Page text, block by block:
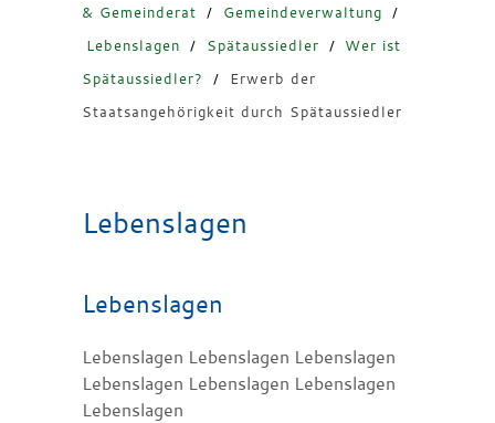
& Gemeinderat
/ Gemeindeverwaltung
/
Lebenslagen
/ Spätaussiedler / Wer ist
Spätaussiedler?
/
Erwerb der
Staatsangehörigkeit durch Spätaussiedler
Lebenslagen
Lebenslagen
Lebenslagen Lebenslagen Lebenslagen
Lebenslagen Lebenslagen Lebenslagen
Lebenslagen